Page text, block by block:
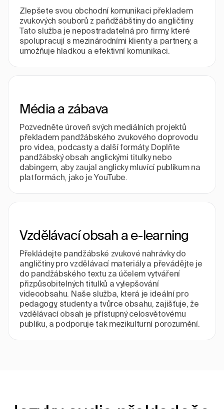
Zlepšete svou obchodní komunikaci překladem
zvukových souborů z paňdžábštiny do angličtiny.
Tato služba je nepostradatelná pro firmy, které
spolupracují s mezinárodními klienty a partnery, a
umožňuje hladkou a efektivní komunikaci.
Média a zábava
Pozvedněte úroveň svých mediálních projektů
překladem pandžábského zvukového doprovodu
pro videa, podcasty a další formáty. Doplňte
pandžábský obsah anglickými titulky nebo
dabingem, aby zaujal anglicky mluvící publikum na
platformách, jako je YouTube.
Vzdělávací obsah a e-learning
Překládejte pandžábské zvukové nahrávky do
angličtiny pro vzdělávací materiály a převádějte je
do pandžábského textu za účelem vytváření
přizpůsobitelných titulků a vylepšování
videoobsahu. Naše služba, která je ideální pro
pedagogy, studenty a tvůrce obsahu, zajišťuje, že
vzdělávací obsah je přístupný celosvětovému
publiku, a podporuje tak mezikulturní porozumění.